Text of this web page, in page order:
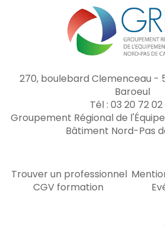
270, boulebard Clemenceau -
Baroeul
Tél : 03 20 72 02
Groupement Régional de
Bâtiment Nord-Pas
Trouver un professionnel
CGV formation